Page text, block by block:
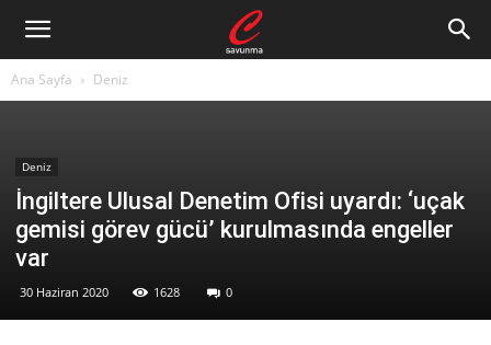
Ana Sayfa Deniz
Deniz
İngiltere Ulusal Denetim Ofisi uyardı: ‘uçak
gemisi görev gücü’ kurulmasında engeller
var
30 Haziran 2020 1628 0